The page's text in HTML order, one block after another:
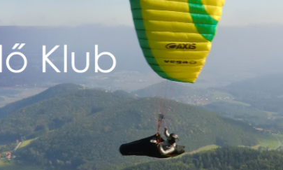
Sirius
Repülő
Klub